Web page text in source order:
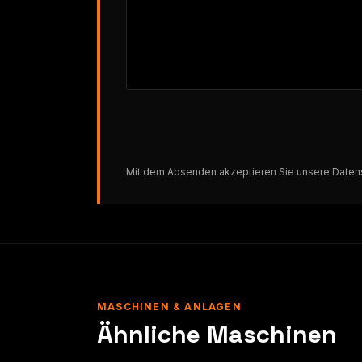
Mit dem Absenden akzeptieren Sie unsere
MASCHINEN & ANLAGEN
Ähnliche Maschinen